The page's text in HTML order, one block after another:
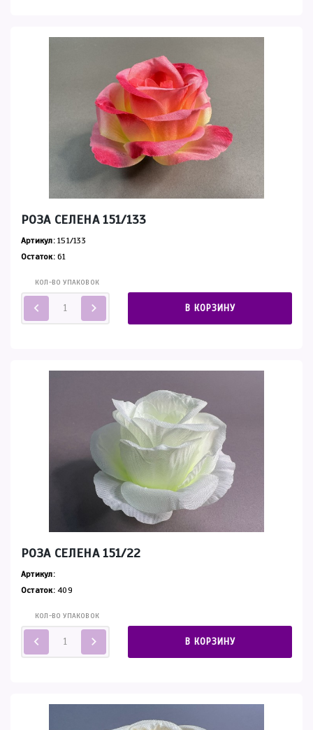
РОЗА СЕЛЕНА 151/133
Артикул:151/133
Остаток:61
КОЛ-ВО УПАКОВОК
В КОРЗИНУ
РОЗА СЕЛЕНА 151/22
Артикул:
Остаток:409
КОЛ-ВО УПАКОВОК
В КОРЗИНУ